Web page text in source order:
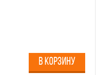
В КОРЗИНУ